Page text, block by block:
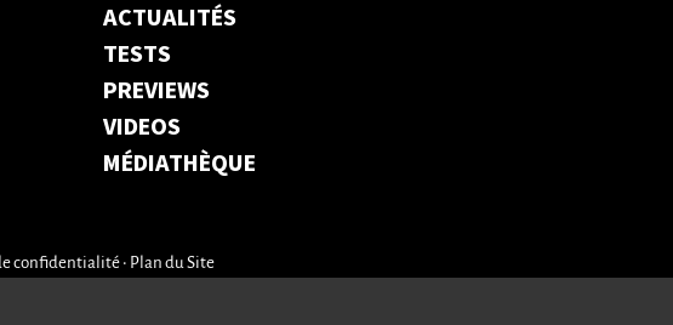
ACTUALITÉS
TESTS
PREVIEWS
VIDEOS
MÉDIATHÈQUE
confidentialité• Plan du Site